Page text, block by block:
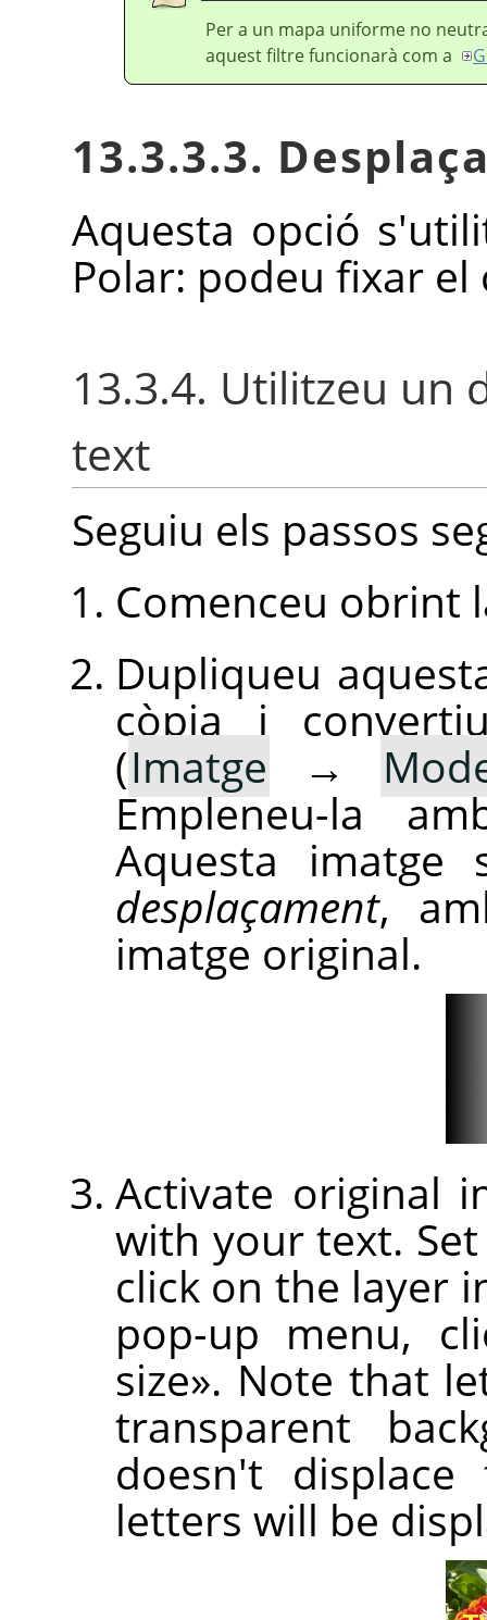
Per a un mapa uniforme no
aquest filtre funcionarà com a
13.3.3.3.
Aquesta opció
Polar: podeu fixar
13.3.4. Utilitzeu un
text
Seguiu els passos
Comenceu obrint
Dupliqueu
còpia i
(Imatge →
Empleneu-la
Aquesta
desplaçament,
imatge original.
Activate original
with your text.
click on the layer
pop-up menu,
size». Note that
transparent
doesn't displace
letters will be